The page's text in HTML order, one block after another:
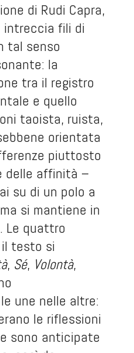
di Rudi Capra,
intreccia fili di
tal senso
la
tra il registro
e quello
taoista, ruista,
orientata
piuttosto
delle affinità –
su di un polo a
si mantiene in
Le quattro
testo si
, Sé, Volontà,
une nelle altre:
le riflessioni
sono anticipate